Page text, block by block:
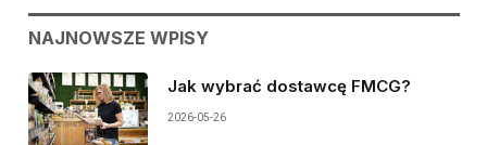
NAJNOWSZE WPISY
Jak wybrać dostawcę FMCG?
2026-05-26